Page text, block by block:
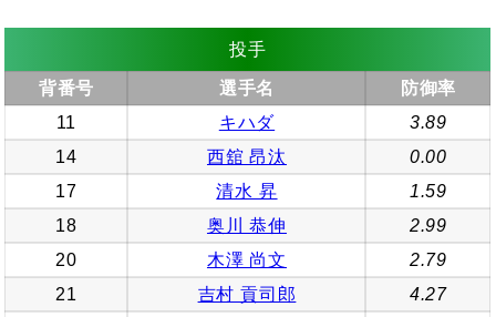
投手
背番号 選手名
防御率
11
キハダ
3.89
14
西舘 昂汰
0.00
17
清水 昇
1.59
18
奥川 恭伸
2.99
20
木澤 尚文
2.79
21
吉村 貢司郎
4.27